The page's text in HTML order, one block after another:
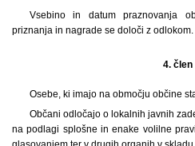
Vsebino in datum praznovanja
priznanja in nagrade se določi z odlokom.
4. člen
Osebe, ki imajo na območju občine
Občani odločajo o lokalnih javnih
na podlagi splošne in enake volilne